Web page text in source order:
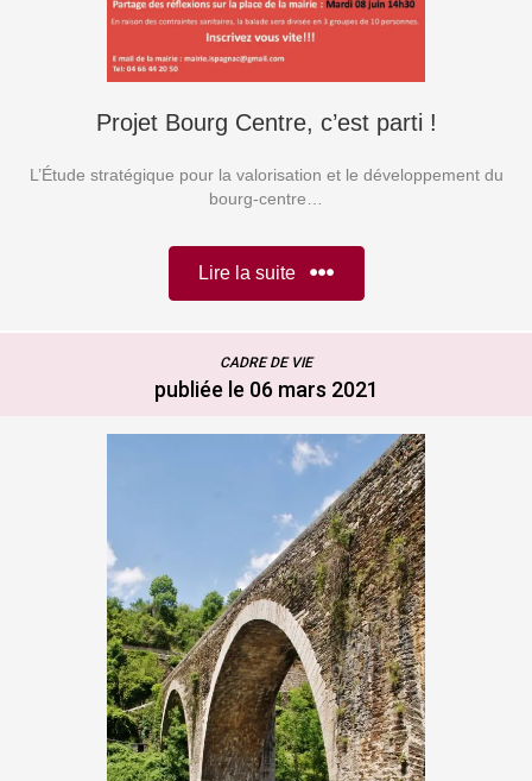
Projet Bourg Centre, c’est parti !
L’Étude stratégique pour la valorisation et le développement du
bourg-centre…
Lire la suite
CADRE DE VIE
publiée le 06 mars 2021